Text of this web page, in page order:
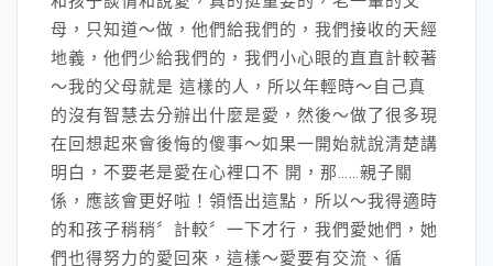
母，只知道～做，他們給我們的，我們接收的天經
地義，他們少給我們的，我們小心眼的直直計較著
～我的父母就是 這樣的人，所以年輕時～自己真
的沒有智慧去分辦出什麼是愛，然後～做了很多現
在回想起來會後悔的傻事～如果一開始就說清楚講
明白，不要老是愛在心裡口不 開，那……親子關
係，應該會更好啦！領悟出這點，所以～我得適時
的和孩子稍稍〞計較〞一下才行，我們愛她們，她
們也得努力的愛回來，這樣～愛要有交流、循